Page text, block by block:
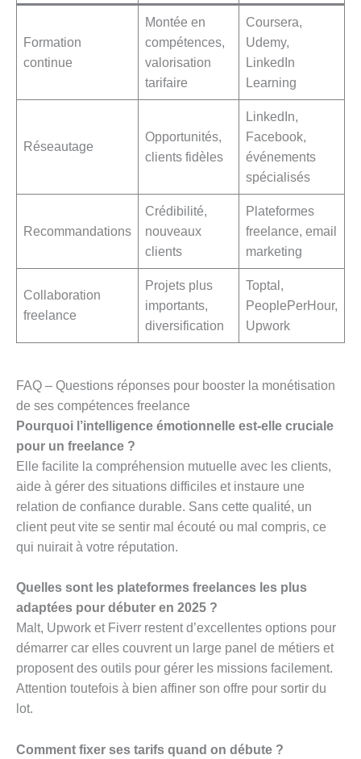
Formation
continue
Montée en
compétences,
valorisation
tarifaire
Coursera,
Udemy,
LinkedIn
Learning
Réseautage
Opportunités,
clients fidèles
LinkedIn,
Facebook,
événements
spécialisés
Recommandations
Crédibilité,
nouveaux
clients
Plateformes
freelance, email
marketing
Collaboration
freelance
Projets plus
importants,
diversification
Toptal,
PeoplePerHour,
Upwork
FAQ – Questions réponses pour booster la monétisation
de ses compétences freelance
Pourquoi l’intelligence émotionnelle est-elle cruciale
pour un freelance ?
Elle facilite la compréhension mutuelle avec les clients,
aide à gérer des situations difficiles et instaure une
relation de confiance durable. Sans cette qualité, un
client peut vite se sentir mal écouté ou mal compris, ce
qui nuirait à votre réputation.
Quelles sont les plateformes freelances les plus
adaptées pour débuter en 2025 ?
Malt, Upwork et Fiverr restent d’excellentes options pour
démarrer car elles couvrent un large panel de métiers et
proposent des outils pour gérer les missions facilement.
Attention toutefois à bien affiner son offre pour sortir du
lot.
Comment fixer ses tarifs quand on débute ?